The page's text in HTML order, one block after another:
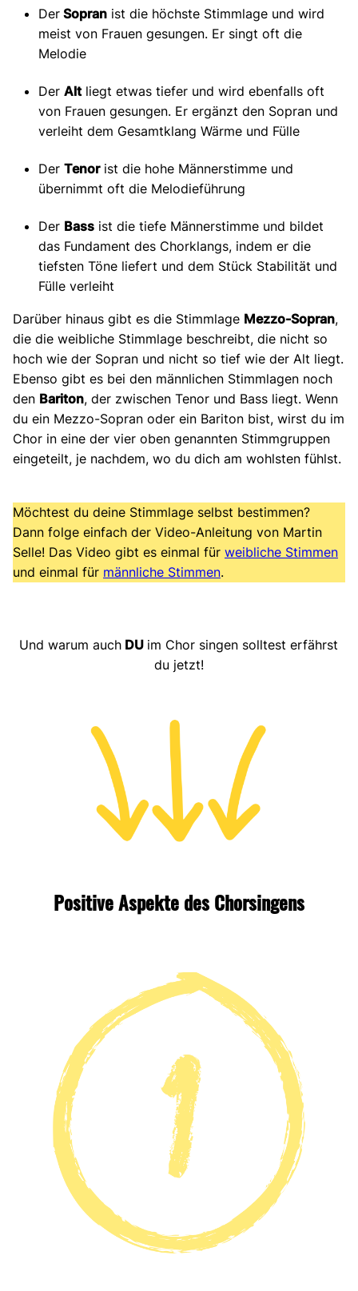
Der Sopran ist die höchste Stimmlage und wird
meist von Frauen gesungen. Er singt oft die
Melodie
Der Altliegt etwas tiefer und wird ebenfalls oft
von Frauen gesungen. Er ergänzt den Sopran und
verleiht dem Gesamtklang Wärme und Fülle
Der Tenorist die hohe Männerstimme und
übernimmt oft die Melodieführung
Der Bass ist die tiefe Männerstimme und bildet
das Fundament des Chorklangs, indem er die
tiefsten Töne liefert und dem Stück Stabilität und
Fülle verleiht
Darüber hinaus gibt es die Stimmlage Mezzo-Sopran,
die die weibliche Stimmlage beschreibt, die nicht so
hoch wie der Sopran und nicht so tief wie der Alt liegt.
Ebenso gibt es bei den männlichen Stimmlagen noch
den Bariton, der zwischen Tenor und Bass liegt. Wenn
du ein Mezzo-Sopran oder ein Bariton bist, wirst du im
Chor in eine der vier oben genannten Stimmgruppen
eingeteilt, je nachdem, wo du dich am wohlsten fühlst.
Möchtest du deine Stimmlage selbst bestimmen?
Dann folge einfach der Video-Anleitung von Martin
Selle! Das Video gibt es einmal für weibliche Stimmen
und einmal für männliche Stimmen.
Und warum auch DU im Chor singen solltest erfährst
du jetzt!
Positive Aspekte des Chorsingens